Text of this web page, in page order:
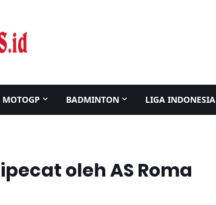
MOTOGP BADMINTON LIGA INDONESIA
oleh AS Roma